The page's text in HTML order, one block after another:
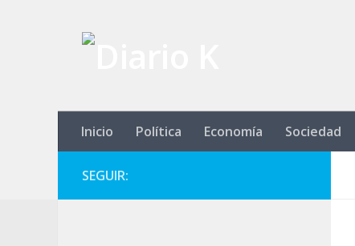
Inicio Política Economía Sociedad
SEGUIR: